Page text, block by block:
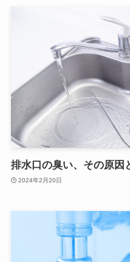
排水口の臭い、その原因
2024年2月20日